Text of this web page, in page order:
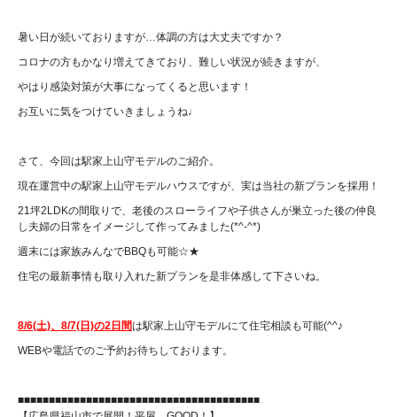
暑い日が続いておりますが…体調の方は大丈夫ですか？
コロナの方もかなり増えてきており、難しい状況が続きますが、
やはり感染対策が大事になってくると思います！
お互いに気をつけていきましょうね♩
さて、今回は駅家上山守モデルのご紹介。
現在運営中の駅家上山守モデルハウスですが、実は当社の新プランを採用！
21坪2LDKの間取りで、老後のスローライフや子供さんが巣立った後の仲良
し夫婦の日常をイメージして作ってみました(*^-^*)
週末には家族みんなでBBQも可能☆★
住宅の最新事情も取り入れた新プランを是非体感して下さいね。
8/6(土)、8/7(日)の2日間は駅家上山守モデルにて住宅相談も可能(^^♪
WEBや電話でのご予約お待ちしております。
■■■■■■■■■■■■■■■■■■■■■■■■■■■■■■■■■■■■■■■